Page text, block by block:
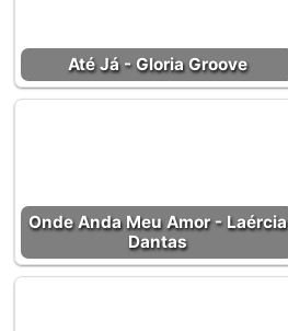
Até Já - Gloria Groove
Onde Anda Meu Amor - Laércia
Dantas